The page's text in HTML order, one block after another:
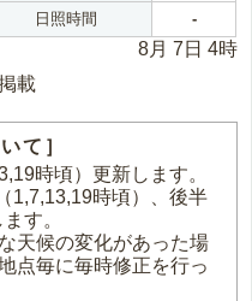
日照時間 -
8月 7日 4時
載
て］
時頃）更新します。
1,7,13,19時頃）、後半
す。
天候の変化があった場
点毎に毎時修正を行っ